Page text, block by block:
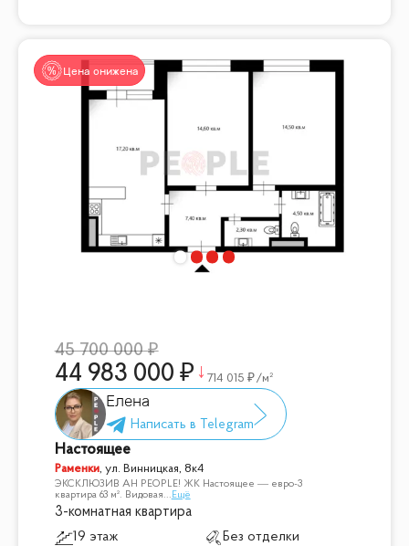
Цена снижена
45 700 000
44 983 000 714 015 /м²
Елена
Настоящее
Раменки, ул. Винницкая, 8к4
ЭКСКЛЮЗИВ АН PEOPLE! ЖК Настоящее — евро-3
квартира 63 м². Видовая... Ещё
3-комнатная квартира
19 этаж
Без отделки